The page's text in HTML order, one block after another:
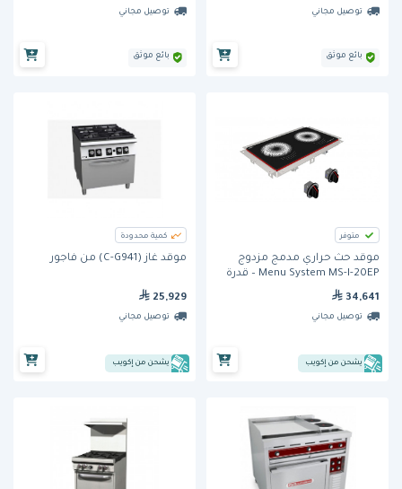
توصيل مجاني
بائع موثق
توصيل مجاني
بائع موثق
متوفر
موقد حث حراري مدمج مزدوج
Menu System MS-I-20EP – قدرة
34,641
توصيل مجاني
يشحن من إكويب
كمية محدودة
موقد غاز (C-G941) من فاجور
25,929
توصيل مجاني
يشحن من إكويب